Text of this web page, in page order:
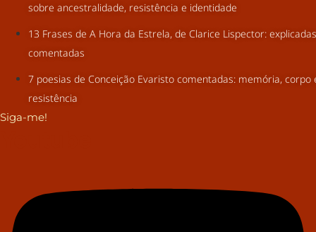
sobre ancestralidade, resistência e identidade
13 Frases de A Hora da Estrela, de Clarice Lispector:
comentadas
7 poesias de Conceição Evaristo comentadas: memória, corpo
resistência
Siga-me!